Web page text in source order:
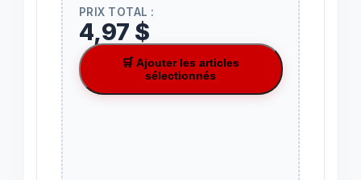
PRIX TOTAL :
4,97 $
🛒 Ajouter les articles
sélectionnés